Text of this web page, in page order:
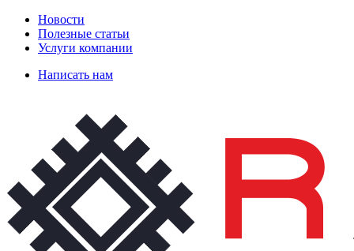
Новости
Полезные статьи
Услуги компании
Написать нам